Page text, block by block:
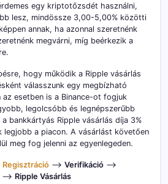
egy kriptotőzsdét használni,
lesz, mindössze 3,00-5,00% közötti
annak, ha azonnal szeretnénk
megvárni, míg beérkezik a
hogy működik a Ripple vásárlás
válasszunk egy megbízható
esetben is a Binance-ot fogjuk
legolcsóbb és legnépszerűbb
bankkártyás Ripple vásárlás díja 3%
legjobb a piacon. A vásárlást követően
meg fog jelenni az egyenlegeden.
Regisztráció –> Verifikáció –>
–> Ripple Vásárlás